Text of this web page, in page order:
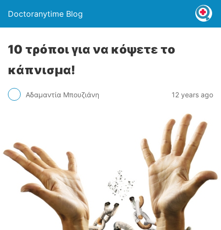
Doctoranytime Blog
10 τρόποι για να κόψετε το
κάπνισμα!
Αδαμαντία Μπουζιάνη 12 years ago